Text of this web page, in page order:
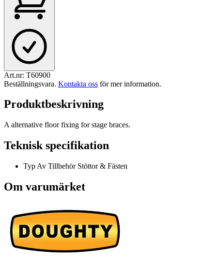
Art.nr: T60900
Beställningsvara. Kontakta oss för mer information.
Produktbeskrivning
A alternative floor fixing for stage braces.
Teknisk specifikation
Typ Av TillbehörStöttor & Fästen
Om varumärket